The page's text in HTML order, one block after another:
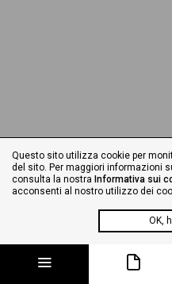
Questo sito utilizza cookie per
del sito. Per maggiori informazioni
consulta la nostra Informativa sui
acconsenti al nostro utilizzo dei
OK,